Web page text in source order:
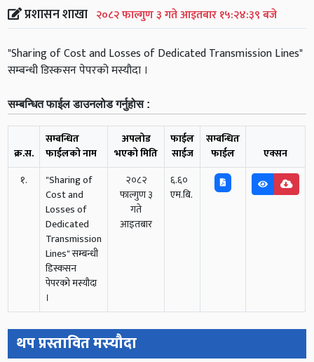
प्रशासन शाखा २०८२ फाल्गुण ३ गते आइतबार १५:२४:३९ बजे
"Sharing of Cost and Losses of Dedicated Transmission Lines"
सम्बन्धी डिस्कसन पेपरको मस्यौदा ।
सम्बन्धित फाईल डाउनलोड गर्नुहोस :
क्र.स.
सम्बन्धित
फाईलको नाम
अपलोड
भएको मिति
फाईल
साईज
सम्बन्धित
फाईल
एक्सन
१.
"Sharing of
Cost and
Losses of
Dedicated
Transmission
Lines" सम्बन्धी
डिस्कसन
पेपरको मस्यौदा
।
२०८२
फाल्गुण ३
गते
आइतबार
६.६०
एम.बि.
थप प्रस्तावित मस्यौदा